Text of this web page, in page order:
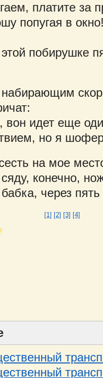
платите за
попугая в
побирушке
вон идет еще
но я шофер
на мое
конечно,
через
[1] [2] [3] [4]